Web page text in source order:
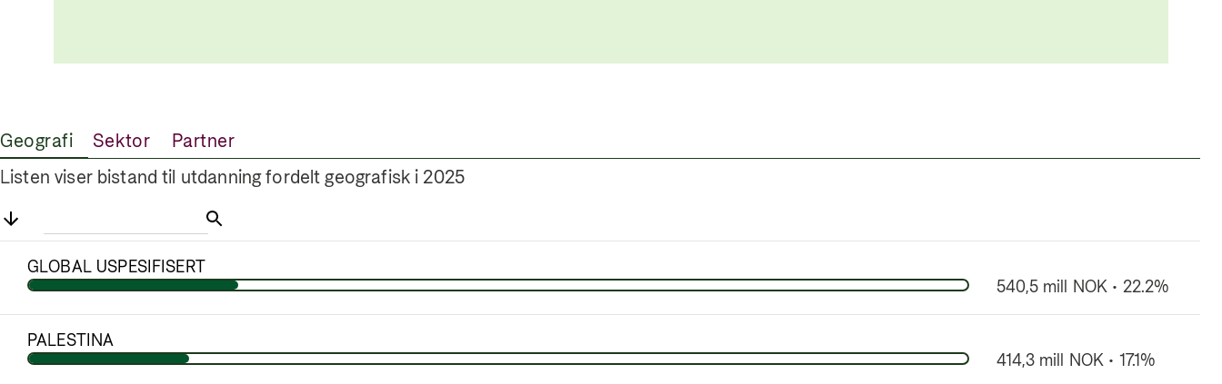
Geografi Sektor
Partner
Listen viser bistand til utdanning fordelt geografisk i 2025
GLOBAL USPESIFISERT
540,5 mill NOK • 22.2%
PALESTINA
414,3 mill NOK • 17.1%
Lukk vindu